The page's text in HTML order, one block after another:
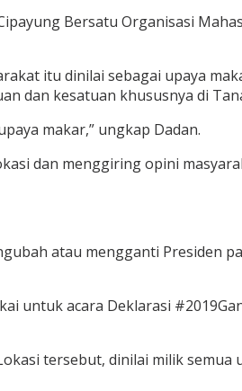
Bersatu Organisasi
itu dinilai sebagai upaya
dan kesatuan khususnya di
makar,” ungkap Dadan.
dan menggiring opini
atau mengganti Presiden
untuk acara Deklarasi
tersebut, dinilai milik semua